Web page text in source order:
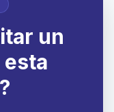
un
esta